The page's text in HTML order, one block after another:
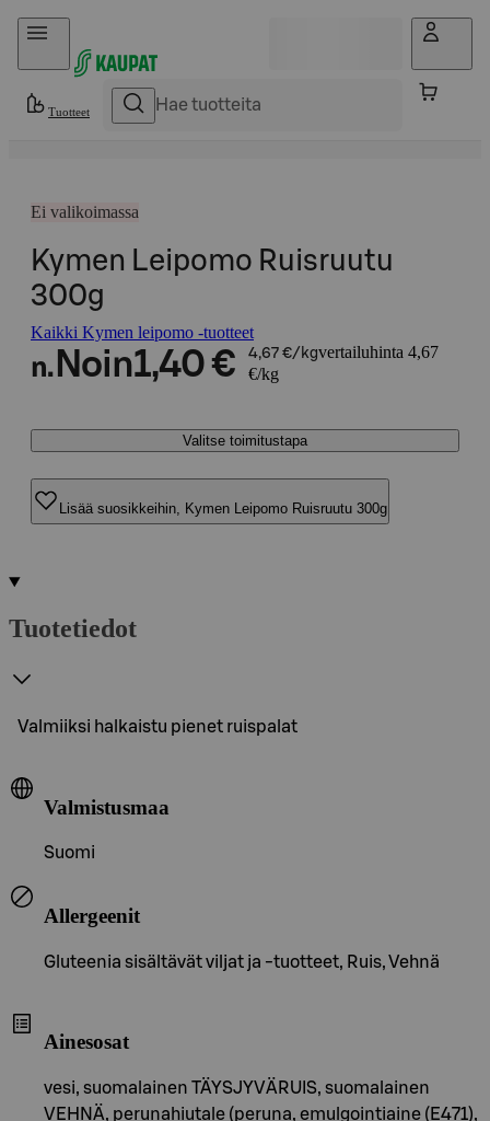
Hyppää sisältöön
Tuotteet
Ei valikoimassa
Kymen Leipomo Ruisruutu
300g
Kaikki Kymen leipomo -tuotteet
n. Noin1,40 € 4,67 €/kgvertailuhinta 4,67
€/kg
Valitse toimitustapa
Lisää suosikkeihin, Kymen Leipomo Ruisruutu 300g
Tuotetiedot
Valmiiksi halkaistu pienet ruispalat
Valmistusmaa
Suomi
Allergeenit
Gluteenia sisältävät viljat ja -tuotteet, Ruis, Vehnä
Ainesosat
vesi, suomalainen TÄYSJYVÄRUIS, suomalainen
VEHNÄ, perunahiutale (peruna, emulgointiaine (E471),